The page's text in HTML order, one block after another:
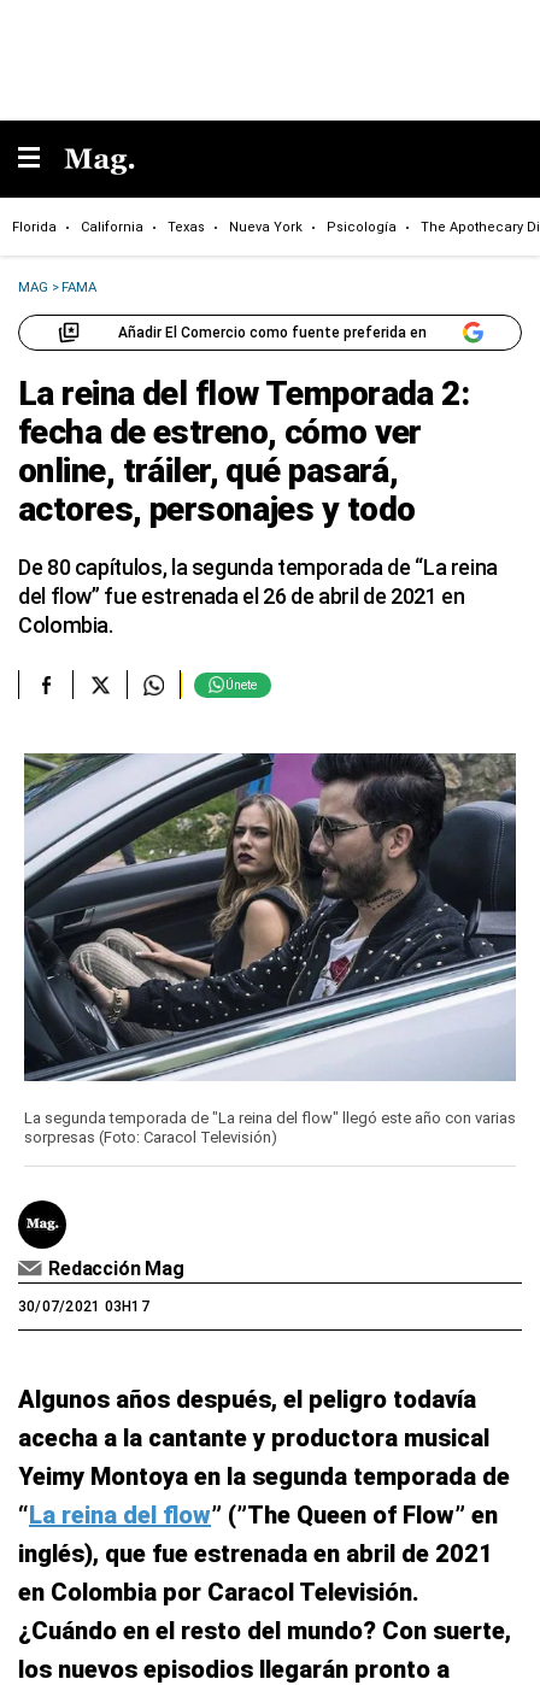
Florida California Texas Nueva York Psicología The Apothecary
MAG >FAMA
Añadir El Comercio como fuente preferida en
La reina del flow Temporada 2:
fecha de estreno, cómo ver
online, tráiler, qué pasará,
actores, personajes y todo
De 80 capítulos, la segunda temporada de “La reina
del flow” fue estrenada el 26 de abril de 2021 en
Colombia.
Únete
La segunda temporada de "La reina del flow" llegó este año con varias
sorpresas (Foto: Caracol Televisión)
Redacción Mag
30/07/2021 03H17
Algunos años después, el peligro todavía
acecha a la cantante y productora musical
Yeimy Montoya en la segunda temporada de
“La reina del flow” (”The Queen of Flow” en
inglés), que fue estrenada en abril de 2021
en Colombia por Caracol Televisión.
¿Cuándo en el resto del mundo? Con suerte,
los nuevos episodios llegarán pronto a